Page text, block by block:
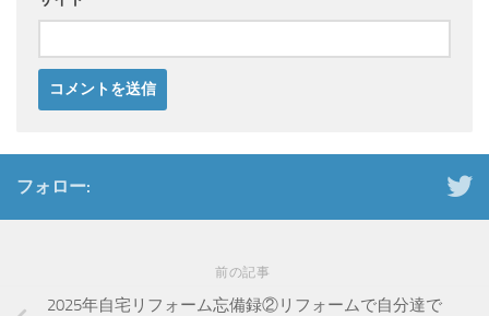
フォロー:
前の記事
2025年自宅リフォーム忘備録②リフォームで自分達で